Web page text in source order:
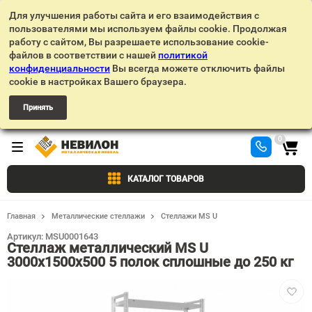
Для улучшения работы сайта и его взаимодействия с
пользователями мы используем файлы cookie. Продолжая
работу с сайтом, Вы разрешаете использование cookie-
файлов в соответствии с нашей политикой
конфиденциальности Вы всегда можете отключить файлы
cookie в настройках Вашего браузера.
Принять
КАТАЛОГ ТОВАРОВ
0
Главная Металлические стеллажи Стеллажи MS U
Стеллаж металлический MS U
3000х1500х500 5 полок сплошные до 250 кг
Артикул: MSU0001643